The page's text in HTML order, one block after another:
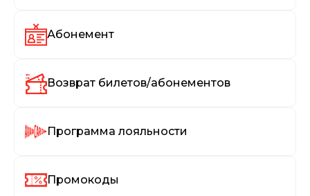
Абонемент
Возврат билетов/абонементов
Программа лояльности
Промокоды